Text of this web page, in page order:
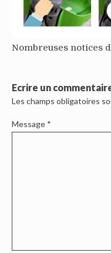
Nombreuses notices
Ecrire un
Les champs obligatoires
Message *